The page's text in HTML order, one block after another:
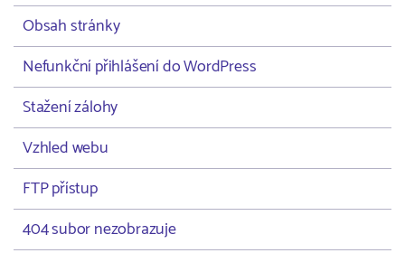
Obsah stránky
Nefunkční přihlášení do WordPress
Stažení zálohy
Vzhled webu
FTP přístup
404 subor nezobrazuje